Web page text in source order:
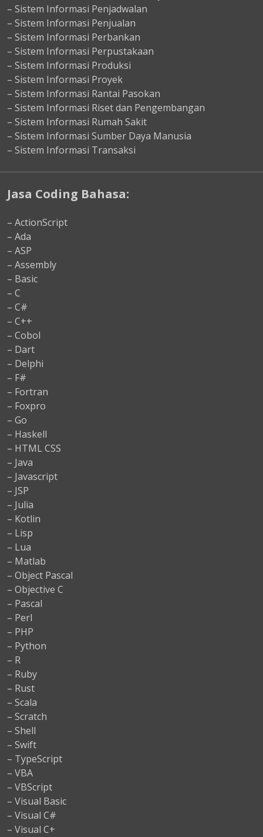
– Sistem Informasi Penjadwalan
– Sistem Informasi Penjualan
– Sistem Informasi Perbankan
– Sistem Informasi Perpustakaan
– Sistem Informasi Produksi
– Sistem Informasi Proyek
– Sistem Informasi Rantai Pasokan
– Sistem Informasi Riset dan Pengembangan
– Sistem Informasi Rumah Sakit
– Sistem Informasi Sumber Daya Manusia
– Sistem Informasi Transaksi
Jasa Coding Bahasa:
– ActionScript
– Ada
– ASP
– Assembly
– Basic
– C
– C#
– C++
– Cobol
– Dart
– Delphi
– F#
– Fortran
– Foxpro
– Go
– Haskell
– HTML CSS
– Java
– Javascript
– JSP
– Julia
– Kotlin
– Lisp
– Lua
– Matlab
– Object Pascal
– Objective C
– Pascal
– Perl
– PHP
– Python
– R
– Ruby
– Rust
– Scala
– Scratch
– Shell
– Swift
– TypeScript
– VBA
– VBScript
– Visual Basic
– Visual C#
– Visual C+